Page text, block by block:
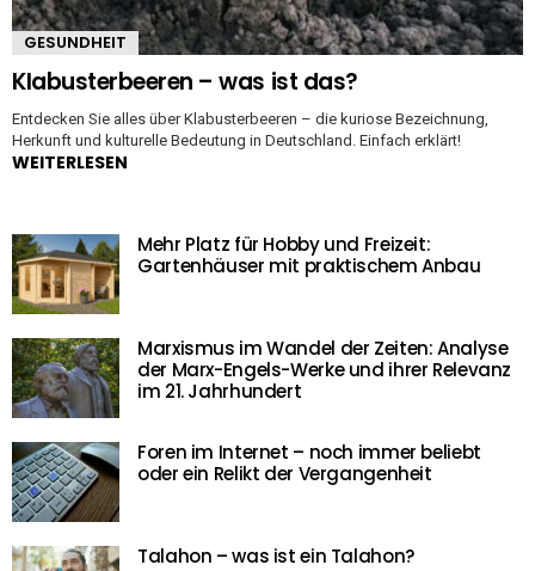
GESUNDHEIT
Klabusterbeeren – was ist das?
Entdecken Sie alles über Klabusterbeeren – die kuriose Bezeichnung,
Herkunft und kulturelle Bedeutung in Deutschland. Einfach erklärt!
WEITERLESEN
Mehr Platz für Hobby und Freizeit:
Gartenhäuser mit praktischem Anbau
Marxismus im Wandel der Zeiten: Analyse
der Marx-Engels-Werke und ihrer Relevanz
im 21. Jahrhundert
Foren im Internet – noch immer beliebt
oder ein Relikt der Vergangenheit
Talahon – was ist ein Talahon?